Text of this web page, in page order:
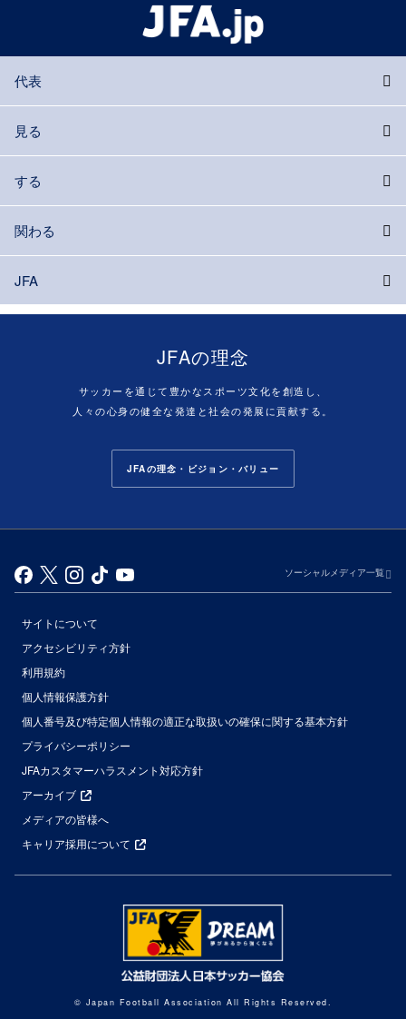
代表
見る
する
関わる
JFA
JFAの理念
サッカーを通じて豊かなスポーツ文化を創造し、
人々の心身の健全な発達と社会の発展に貢献する。
JFAの理念・ビジョン・バリュー
ソーシャルメディア一覧
サイトについて
アクセシビリティ方針
利用規約
個人情報保護方針
個人番号及び特定個人情報の適正な取扱いの確保に関する基本方針
プライバシーポリシー
JFAカスタマーハラスメント対応方針
アーカイブ
メディアの皆様へ
キャリア採用について
© Japan Football Association All Rights Reserved.